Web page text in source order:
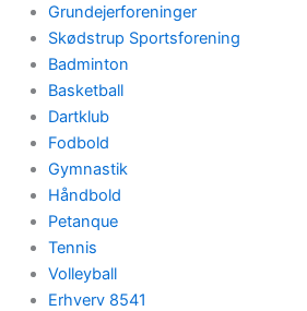
Grundejerforeninger
Skødstrup Sportsforening
Badminton
Basketball
Dartklub
Fodbold
Gymnastik
Håndbold
Petanque
Tennis
Volleyball
Erhverv 8541